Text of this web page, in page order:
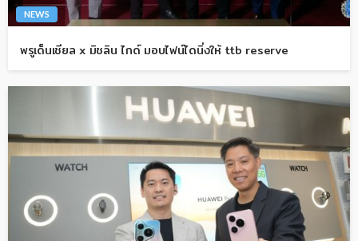
NEWS
พรูเด็นเชียล x มิชลิน ไกด์ มอบไฟน์ไดนิ่งให้ ttb reserve